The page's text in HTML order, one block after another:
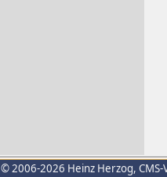
© 2006-2026 Heinz Herzog,